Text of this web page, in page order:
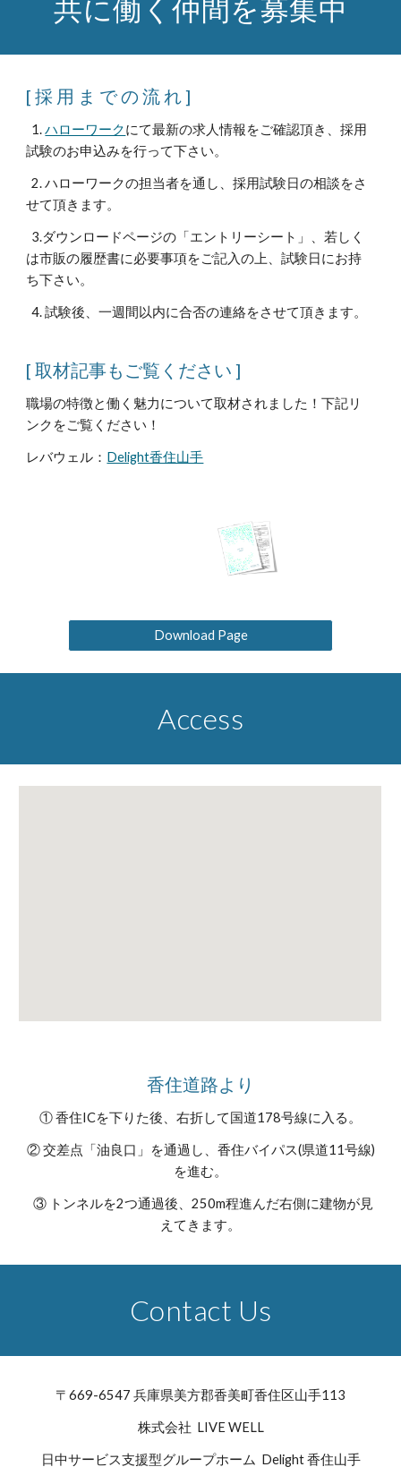
共に働く仲間を募集中
[ 採 用 ま で の 流 れ ]
1.ハローワークにて最新の求人情報をご確認頂き、採用
試験のお申込みを行って下さい。
2. ハローワークの担当者を通し、採用試験日の相談をさ
せて頂きます。
3.ダウンロードページの「エントリーシート」、若しく
は市販の履歴書に必要事項をご記入の上、試験日にお持
ち下さい。
4. 試験後、一週間以内に合否の連絡をさせて頂きます。
[取材記事もご覧ください ]
職場の特徴と働く魅力について取材されました！下記リ
ンクをご覧ください！
レバウェル： Delight香住山手
Download Page
Access
香住道路より
① 香住ICを下りた後、右折して国道178号線に入る。
② 交差点「油良口」を通過し、香住バイパス(県道11号線)
を進む。
③ トンネルを2つ通過後、250m程進んだ右側に建物が見
えてきます。
Contact Us
〒669-6547 兵庫県美方郡香美町香住区山手113
株式会社 LIVE WELL
日中サービス支援型グループホーム Delight 香住山手